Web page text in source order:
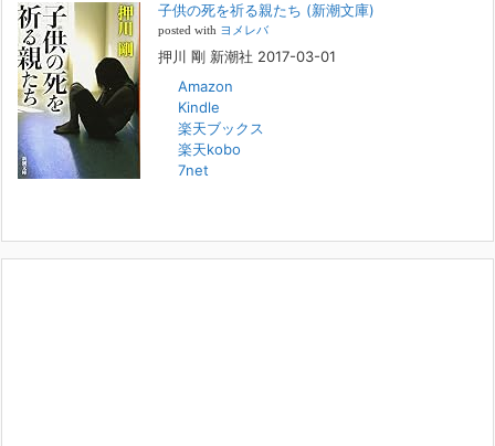
されます。「俺がつなげてやる～コワモテ“説得屋”の生き様～」続きを
[...]
人と“直接”向き合うことの価値
2022年1月14日
2022年になりました。すでに言い尽くされていることではありますが、
コロナ禍は、日々の生活や生き方そのものを考える機会となりました。
子供の死を祈る親たち (新潮文庫)
posted with ヨメレバ
押川 剛 新潮社 2017-03-01
Amazon
Kindle
楽天ブックス
楽天kobo
7net